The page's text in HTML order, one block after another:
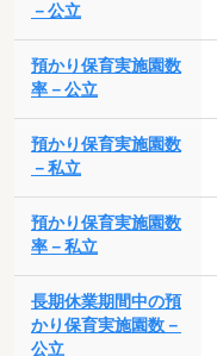
－公立
預かり保育実施園数
率－公立
預かり保育実施園数
－私立
預かり保育実施園数
率－私立
長期休業期間中の預
かり保育実施園数－
公立